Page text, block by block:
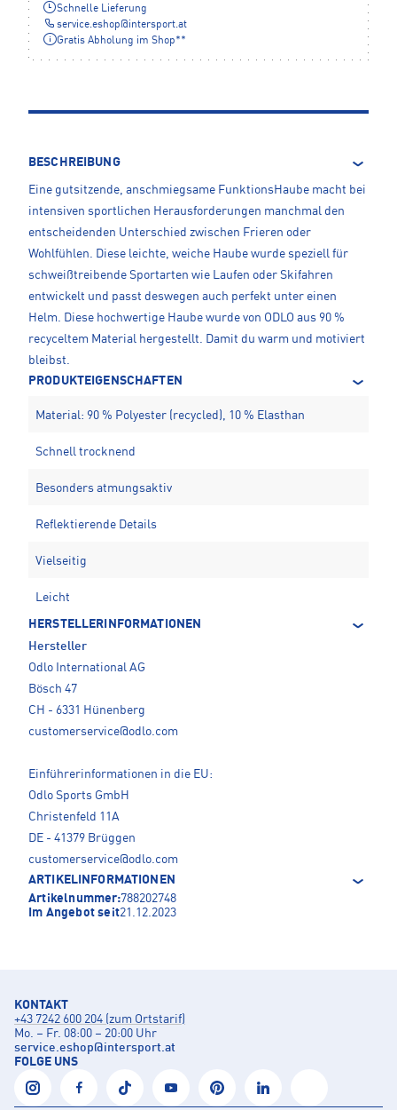
Schnelle Lieferung
service.eshop@intersport.at
Gratis Abholung im Shop**
BESCHREIBUNG
Eine gutsitzende, anschmiegsame FunktionsHaube macht bei
intensiven sportlichen Herausforderungen manchmal den
entscheidenden Unterschied zwischen Frieren oder
Wohlfühlen. Diese leichte, weiche Haube wurde speziell für
schweißtreibende Sportarten wie Laufen oder Skifahren
entwickelt und passt deswegen auch perfekt unter einen
Helm. Diese hochwertige Haube wurde von ODLO aus 90 %
recyceltem Material hergestellt. Damit du warm und motiviert
bleibst.
PRODUKTEIGENSCHAFTEN
Material: 90 % Polyester (recycled), 10 % Elasthan
Schnell trocknend
Besonders atmungsaktiv
Reflektierende Details
Vielseitig
Leicht
HERSTELLERINFORMATIONEN
Hersteller
Odlo International AG
Bösch 47
CH - 6331 Hünenberg
customerservice@odlo.com
Einführerinformationen in die EU:
Odlo Sports GmbH
Christenfeld 11A
DE - 41379 Brüggen
customerservice@odlo.com
ARTIKELINFORMATIONEN
Artikelnummer:788202748
Im Angebot seit21.12.2023
KONTAKT
+43 7242 600 204 (zum Ortstarif)
Mo. – Fr. 08:00 – 20:00 Uhr
service.eshop@intersport.at
FOLGE UNS